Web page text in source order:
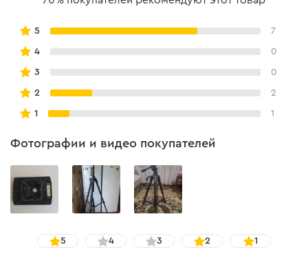
5 7
4 0
3 0
2 2
1 1
Фотографии и видео покупателей
5 4 3 2 1